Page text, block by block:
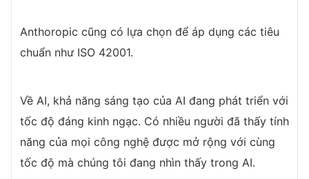
Anthoropic cũng có lựa chọn để áp dụng các tiêu
chuẩn như ISO 42001.
Về AI, khả năng sáng tạo của AI đang phát triển với
tốc độ đáng kinh ngạc. Có nhiều người đã thấy tính
năng của mọi công nghệ được mở rộng với cùng
tốc độ mà chúng tôi đang nhìn thấy trong AI.